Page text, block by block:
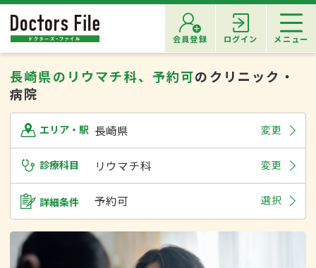
会員登録 ログイン メニュー
長崎県のリウマチ科、予約可のクリニック・
病院
エリア・駅 長崎県 変更
診療科目 リウマチ科 変更
詳細条件 予約可 選択